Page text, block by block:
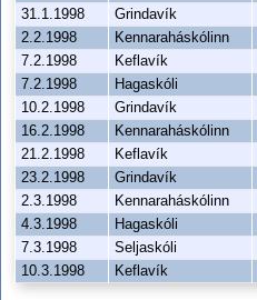
31.1.1998
Grindavík
2.2.1998
Kennaraháskólinn
7.2.1998
Keflavík
7.2.1998
Hagaskóli
10.2.1998
Grindavík
16.2.1998
Kennaraháskólinn
21.2.1998
Keflavík
23.2.1998
Grindavík
2.3.1998
Kennaraháskólinn
4.3.1998
Hagaskóli
7.3.1998
Seljaskóli
10.3.1998
Keflavík